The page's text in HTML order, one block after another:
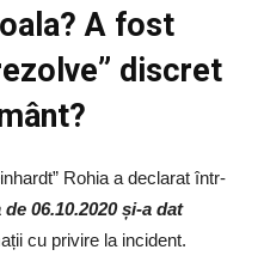
A fost
discret
Rohia a declarat într-
06.10.2020 și-a dat
cu privire la incident.